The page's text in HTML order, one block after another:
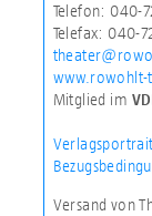
Telefon: 040-
Telefax: 040-
www.rowohlt-
Mitglied im
Versand von